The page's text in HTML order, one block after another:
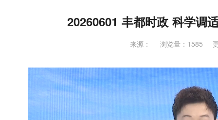
20260601 丰都时政 科学调
来源： 浏览量：1585